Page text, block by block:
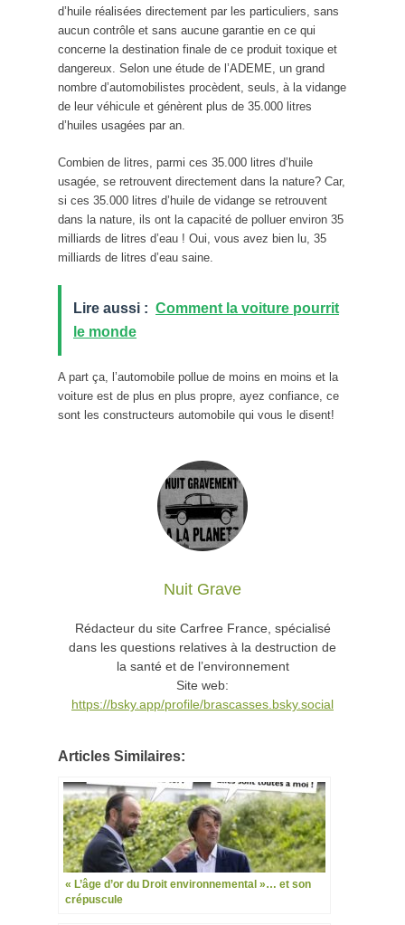
d’huile réalisées directement par les particuliers, sans
aucun contrôle et sans aucune garantie en ce qui
concerne la destination finale de ce produit toxique et
dangereux. Selon une étude de l’ADEME, un grand
nombre d’automobilistes procèdent, seuls, à la vidange
de leur véhicule et génèrent plus de 35.000 litres
d’huiles usagées par an.
Combien de litres, parmi ces 35.000 litres d’huile
usagée, se retrouvent directement dans la nature? Car,
si ces 35.000 litres d’huile de vidange se retrouvent
dans la nature, ils ont la capacité de polluer environ 35
milliards de litres d’eau ! Oui, vous avez bien lu, 35
milliards de litres d’eau saine.
Lire aussi : Comment la voiture pourrit
le monde
A part ça, l’automobile pollue de moins en moins et la
voiture est de plus en plus propre, ayez confiance, ce
sont les constructeurs automobile qui vous le disent!
Nuit Grave
Rédacteur du site Carfree France, spécialisé
dans les questions relatives à la destruction de
la santé et de l’environnement
Site web:
https://bsky.app/profile/brascasses.bsky.social
Articles Similaires:
« L’âge d’or du Droit environnemental »… et son
crépuscule